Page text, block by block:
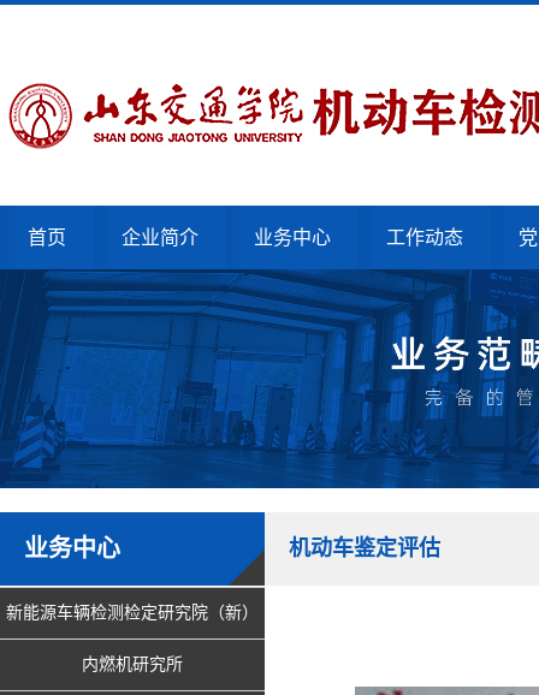
首页 企业简介 业务中心 工作动态
业务中心
新能源车辆检测检定研究院（新）
内燃机研究所
机动车鉴定评估